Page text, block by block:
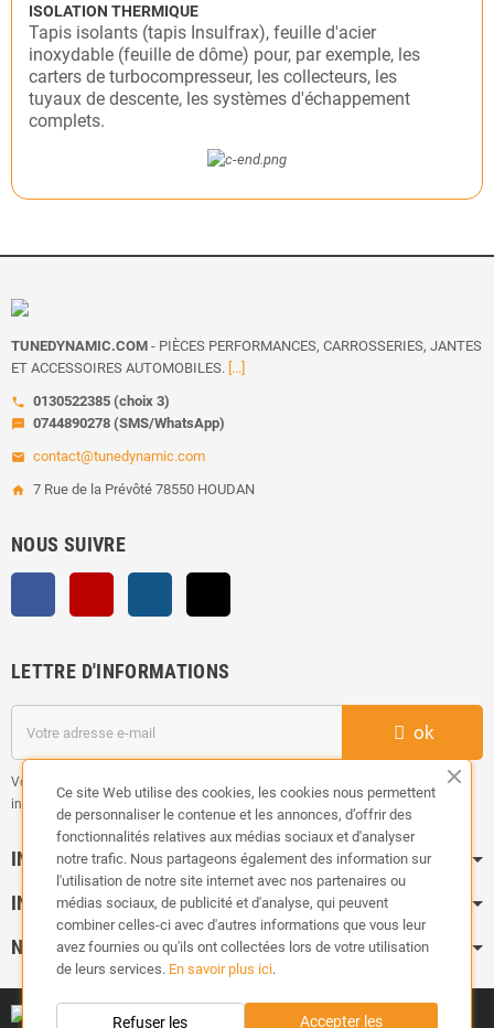
ISOLATION THERMIQUE
Tapis isolants (tapis Insulfrax), feuille d'acier
inoxydable (feuille de dôme) pour, par exemple, les
carters de turbocompresseur, les collecteurs, les
tuyaux de descente, les systèmes d'échappement
complets.
TUNEDYNAMIC.COM - PIÈCES PERFORMANCES, CARROSSERIES, JANTES
ET ACCESSOIRES AUTOMOBILES. [...]
call 0130522385 (choix 3)
sms 0744890278 (SMS/WhatsApp)
email contact@tunedynamic.com
home 7 Rue de la Prévôté 78550 HOUDAN
NOUS SUIVRE
LETTRE D'INFORMATIONS
ok
Vous pouvez vous désinscrire à tout moment. Vous trouverez pour cela nos
informations de contact dans les conditions d'utilisation du site.
INFORMATION
INFOS PRATIQUES
NOS CATÉGORIES
Ce site Web utilise des cookies, les cookies nous permettent
de personnaliser le contenue et les annonces, d’offrir des
fonctionnalités relatives aux médias sociaux et d'analyser
notre trafic. Nous partageons également des information sur
l'utilisation de notre site internet avec nos partenaires ou
médias sociaux, de publicité et d'analyse, qui peuvent
combiner celles-ci avec d'autres informations que vous leur
avez fournies ou qu'ils ont collectées lors de votre utilisation
de leurs services. En savoir plus ici.
Accepter les
Refuser les